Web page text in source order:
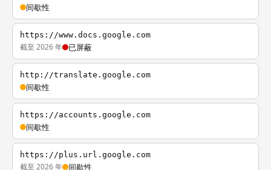
间歇性
https://www.docs.google.com
截至 2026 年 已屏蔽
http://translate.google.com
间歇性
https://accounts.google.com
间歇性
https://plus.url.google.com
截至 2026 年 间歇性